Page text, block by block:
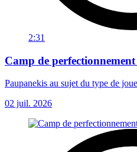
2:31
Camp de
Paupanekis au sujet du type de
02 juil. 2026